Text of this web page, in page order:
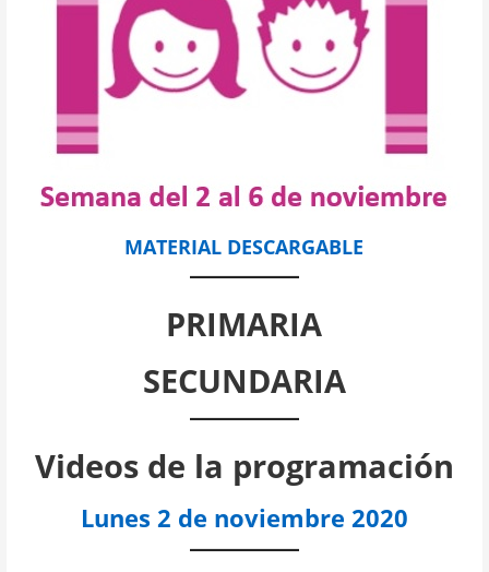
MATERIAL DESCARGABLE
PRIMARIA
SECUNDARIA
Videos de la programación
Lunes 2 de noviembre 2020